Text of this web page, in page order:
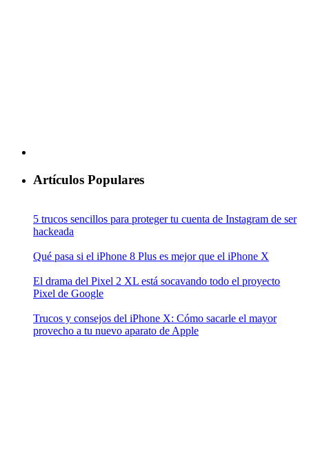
Artículos Populares
5 trucos sencillos para proteger tu cuenta de Instagram de ser
hackeada
Qué pasa si el iPhone 8 Plus es mejor que el iPhone X
El drama del Pixel 2 XL está socavando todo el proyecto
Pixel de Google
Trucos y consejos del iPhone X: Cómo sacarle el mayor
provecho a tu nuevo aparato de Apple